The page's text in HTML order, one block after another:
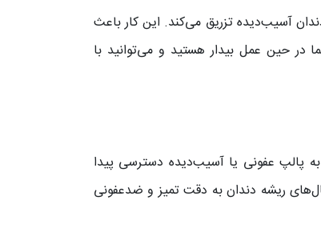
آسیب‌دیده تزریق می‌کند. این کار باعث
حین عمل بیدار هستید و می‌توانید با
پالپ عفونی یا آسیب‌دیده دسترسی پیدا
ریشه دندان به‌ دقت تمیز و ضدعفونی